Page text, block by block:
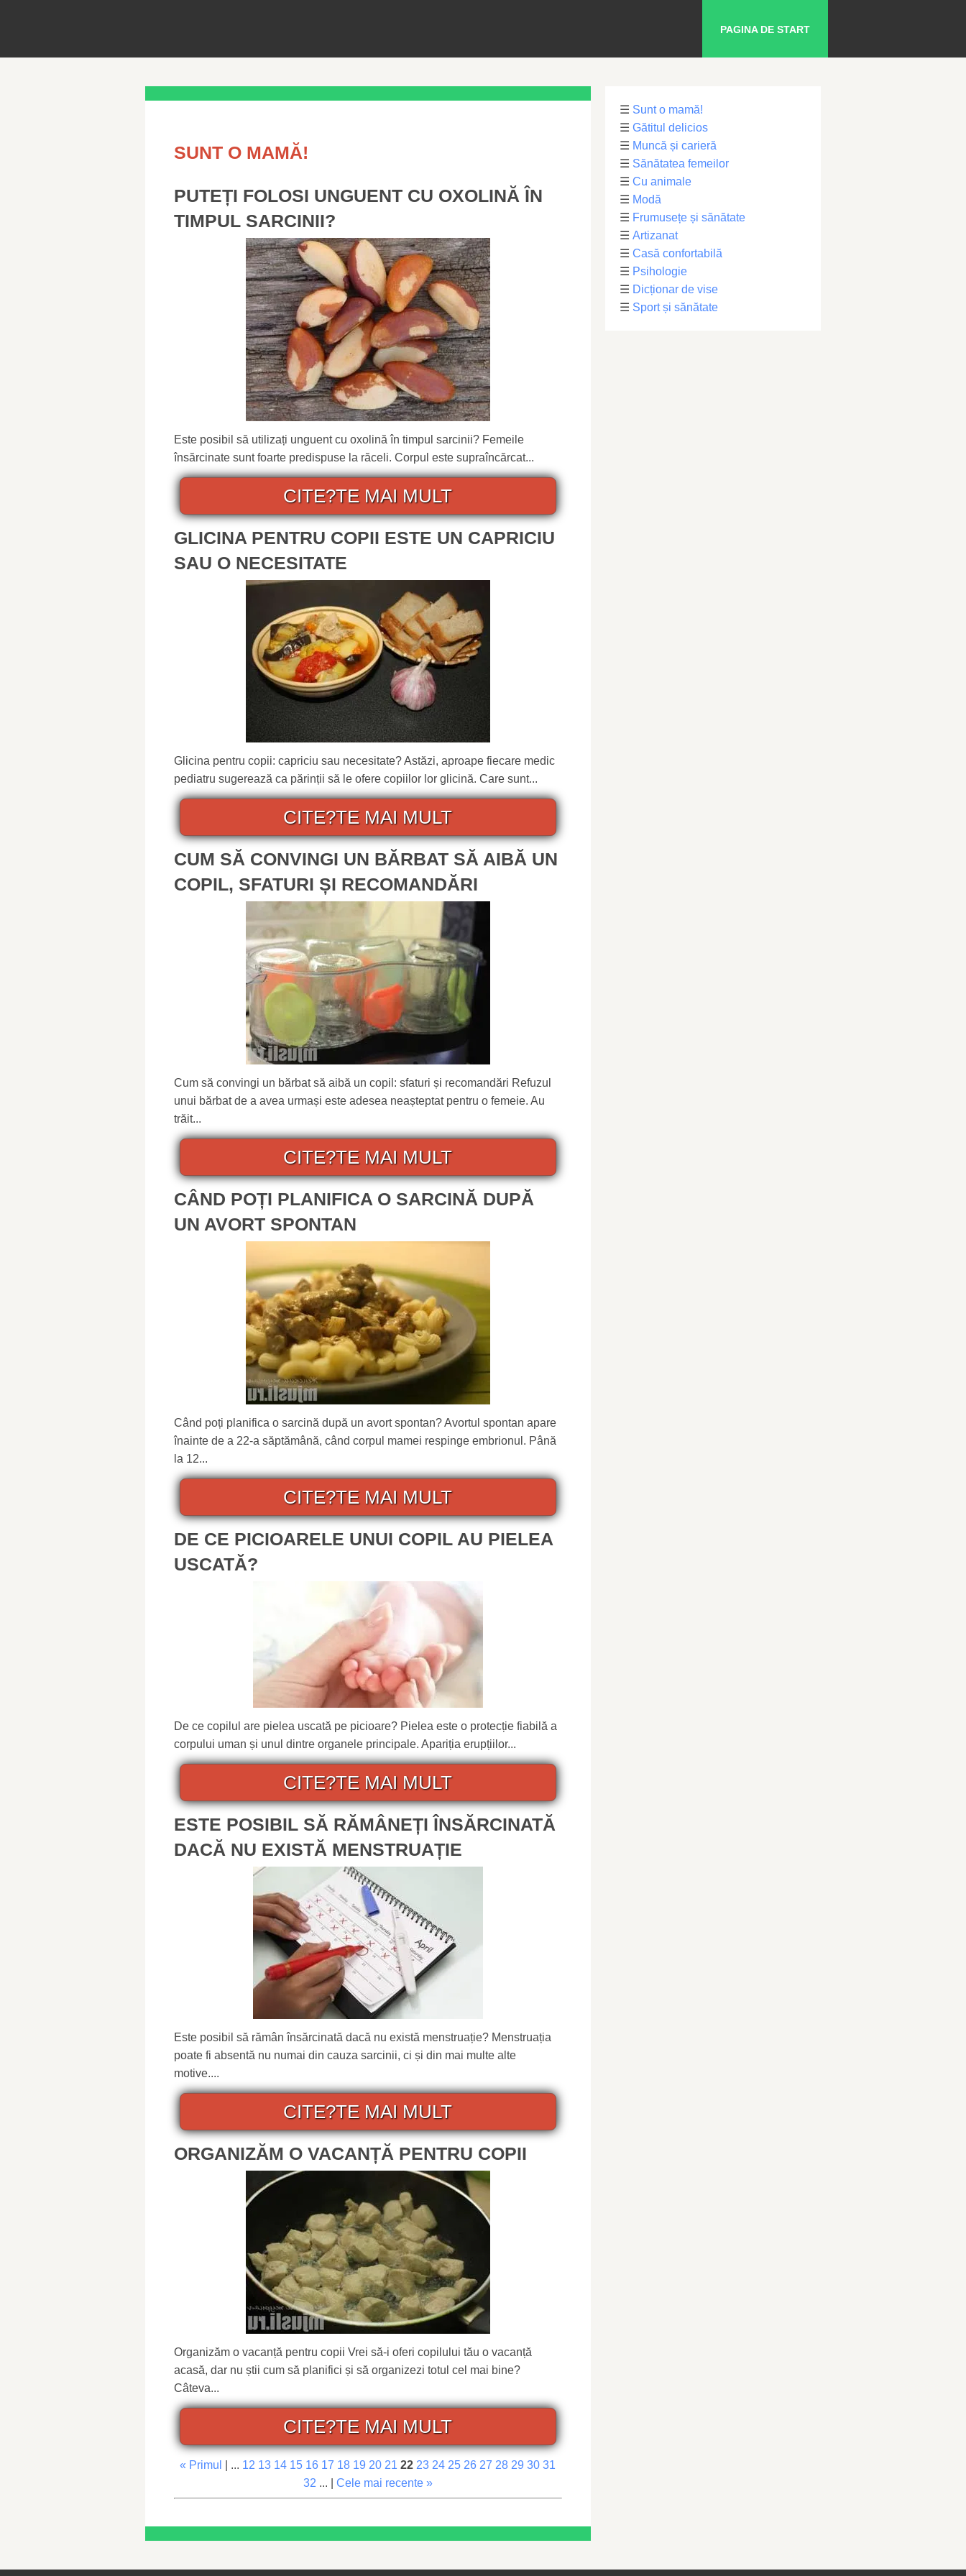
PAGINA DE START
SUNT O MAMĂ!
PUTEȚI FOLOSI UNGUENT CU OXOLINĂ ÎN
TIMPUL SARCINII?
Este posibil să utilizați unguent cu oxolină în timpul sarcinii? Femeile
însărcinate sunt foarte predispuse la răceli. Corpul este supraîncărcat...
CITE?TE MAI MULT
GLICINA PENTRU COPII ESTE UN CAPRICIU
SAU O NECESITATE
Glicina pentru copii: capriciu sau necesitate? Astăzi, aproape fiecare medic
pediatru sugerează ca părinții să le ofere copiilor lor glicină. Care sunt...
CITE?TE MAI MULT
CUM SĂ CONVINGI UN BĂRBAT SĂ AIBĂ UN
COPIL, SFATURI ȘI RECOMANDĂRI
Cum să convingi un bărbat să aibă un copil: sfaturi și recomandări Refuzul
unui bărbat de a avea urmași este adesea neașteptat pentru o femeie. Au
trăit...
CITE?TE MAI MULT
CÂND POȚI PLANIFICA O SARCINĂ DUPĂ
UN AVORT SPONTAN
Când poți planifica o sarcină după un avort spontan? Avortul spontan apare
înainte de a 22-a săptămână, când corpul mamei respinge embrionul. Până
la 12...
CITE?TE MAI MULT
DE CE PICIOARELE UNUI COPIL AU PIELEA
USCATĂ?
De ce copilul are pielea uscată pe picioare? Pielea este o protecție fiabilă a
corpului uman și unul dintre organele principale. Apariția erupțiilor...
CITE?TE MAI MULT
ESTE POSIBIL SĂ RĂMÂNEȚI ÎNSĂRCINATĂ
DACĂ NU EXISTĂ MENSTRUAȚIE
Este posibil să rămân însărcinată dacă nu există menstruație? Menstruația
poate fi absentă nu numai din cauza sarcinii, ci și din mai multe alte
motive....
CITE?TE MAI MULT
ORGANIZĂM O VACANȚĂ PENTRU COPII
Organizăm o vacanță pentru copii Vrei să-i oferi copilului tău o vacanță
acasă, dar nu știi cum să planifici și să organizezi totul cel mai bine?
Câteva...
CITE?TE MAI MULT
« Primul | ... 12 13 14 15 16 17 18 19 20 21 22 23 24 25 26 27 28 29 30 31
32 ... | Cele mai recente »
☰ Sunt o mamă!
☰ Gătitul delicios
☰ Muncă și carieră
☰ Sănătatea femeilor
☰ Cu animale
☰ Modă
☰ Frumusețe și sănătate
☰ Artizanat
☰ Casă confortabilă
☰ Psihologie
☰ Dicționar de vise
☰ Sport și sănătate